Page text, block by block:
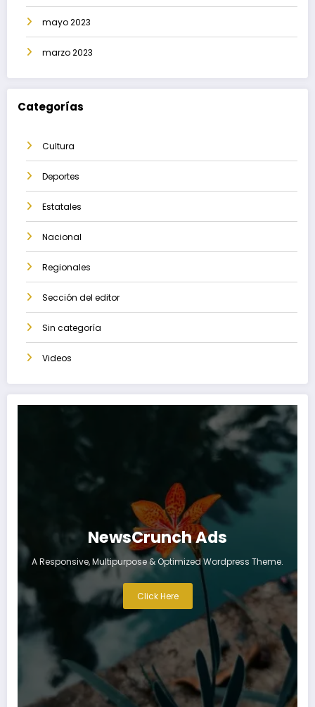
mayo 2023
marzo 2023
Categorías
Cultura
Deportes
Estatales
Nacional
Regionales
Sección del editor
Sin categoría
Videos
NewsCrunch Ads
A Responsive, Multipurpose & Optimized Wordpress Theme.
Click Here